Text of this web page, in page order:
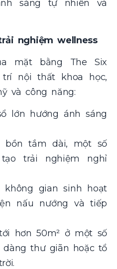
sáng tự nhiên và
nghiệm wellness
mặt bằng The Six
nội thất khoa học,
và công năng:
lớn hướng ánh sáng
bồn tắm dài, một số
trải nghiệm nghỉ
gian sinh hoạt
nấu nướng và tiếp
hơn 50m² ở một số
thư giãn hoặc tổ